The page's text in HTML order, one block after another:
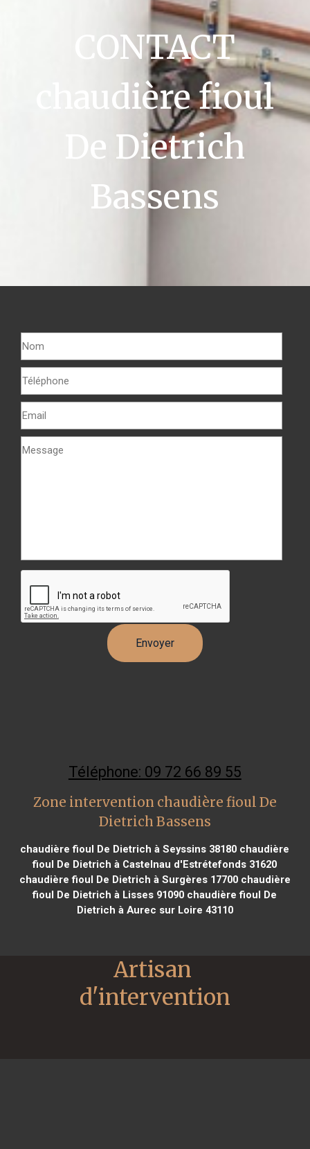
CONTACT
chaudière fioul
De Dietrich
Bassens
Téléphone: 09 72 66 89 55
Zone intervention chaudière fioul De
Dietrich Bassens
chaudière fioul De Dietrich à Seyssins 38180 chaudière
fioul De Dietrich à Castelnau d'Estrétefonds 31620
chaudière fioul De Dietrich à Surgères 17700chaudière
fioul De Dietrich à Lisses 91090 chaudière fioul De
Dietrich à Aurec sur Loire 43110
Artisan
d'intervention